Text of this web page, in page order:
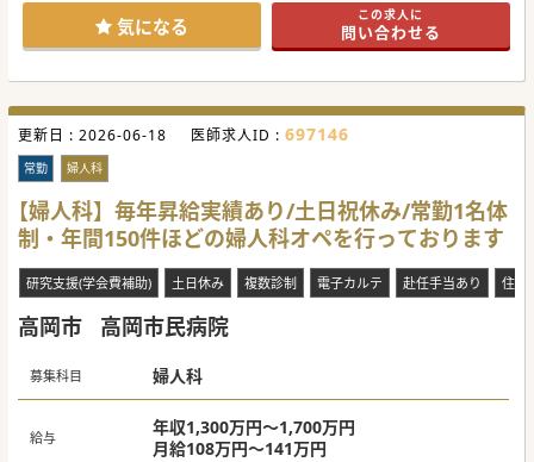
#秋入職可気になる この求人に
問い合わせる
更新日 : 2026-06-18 医師求人ID : 697146
常勤 婦人科
【婦人科】毎年昇給実績あり/土日祝休み/常勤1名体
制・年間150件ほどの婦人科オペを行っております
研究支援(学会費補助) 土日休み 複数診制 電子カルテ 赴任手当あり 住宅
高岡市 高岡市民病院
募集科目 婦人科
給与
年収1,300万円～1,700万円
月給108万円～141万円